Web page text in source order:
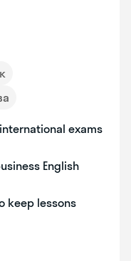
exams
English
keep lessons